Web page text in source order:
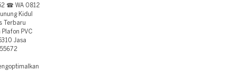
☎ WA 0812
Kidul
Terbaru
PVC
Jasa